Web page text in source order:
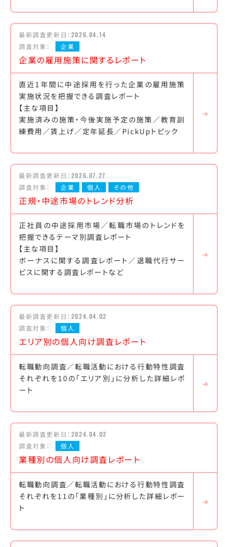
最新調査更新日： 2026.04.14
調査対象：
企業
企業の雇用施策に関するレポート
直近1年間に中途採用を行った企業の雇用施策
実施状況を把握できる調査レポート
【主な項目】
実施済みの施策・今後実施予定の施策／教育訓
練費用／賃上げ／定年延長／PickUpトピック
最新調査更新日： 2026.07.27
調査対象：
企業 個人 その他
正規・中途市場のトレンド分析
正社員の中途採用市場／転職市場のトレンドを
把握できるテーマ別調査レポート
【主な項目】
ボーナスに関する調査レポート／退職代行サー
ビスに関する調査レポートなど
最新調査更新日： 2024.04.02
調査対象：
個人
エリア別の個人向け調査レポート
転職動向調査／転職活動における行動特性調査
それぞれを10の「エリア別」に分析した詳細レポ
ート
最新調査更新日： 2024.04.02
調査対象：
個人
業種別の個人向け調査レポート
転職動向調査／転職活動における行動特性調査
それぞれを11の「業種別」に分析した詳細レポー
ト